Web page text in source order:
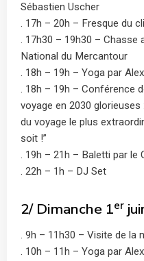
Sébastien Uscher
. 17h – 20h – Fresque du
. 17h30 – 19h30 – Chasse
National du Mercantour
. 18h – 19h – Yoga par
. 18h – 19h – Conférence
voyage en 2030
du voyage le plus
soit !”
. 19h – 21h – Baletti par le
. 22h – 1h – DJ Set
2/ Dimanche 1er
. 9h – 11h30 – Visite de la
. 10h – 11h – Yoga par